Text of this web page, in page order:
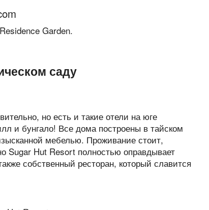
саду
но есть и такие отели на юге
и бунгало! Все дома построены в тайском
мебелью. Проживание стоит,
Sugar Hut Resort полностью оправдывает
собственный ресторан, который славится